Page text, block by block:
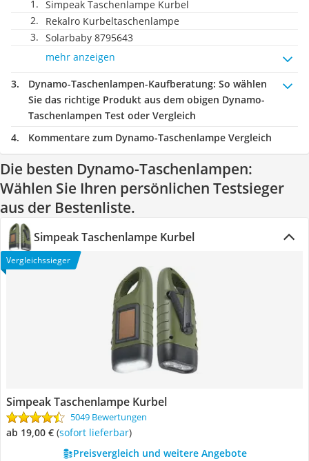
Simpeak Taschenlampe Kurbel
Rekalro Kurbeltaschenlampe
Solarbaby 8795643
mehr anzeigen
Dynamo-Taschenlampen-Kaufberatung: So wählen
Sie das richtige Produkt aus dem obigen Dynamo-
Taschenlampen Test oder Vergleich
Kommentare zum Dynamo-Taschenlampe Vergleich
Die besten Dynamo-Taschenlampen:
Wählen Sie Ihren persönlichen Testsieger
aus der Bestenliste.
Simpeak Taschenlampe Kurbel
Vergleichssieger
Simpeak Taschenlampe Kurbel
5049 Bewertungen
ab 19,00 € ( Sofort lieferbar)
Preisvergleich und weitere Angebote